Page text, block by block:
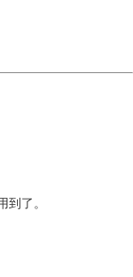
了。